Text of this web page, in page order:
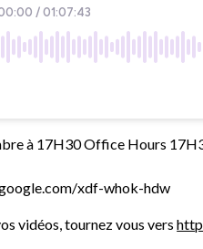
à 17H30 Office Hours
xdf-whok-hdw
vidéos, tournez vous vers